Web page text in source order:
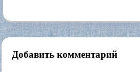
Добавить комментарий